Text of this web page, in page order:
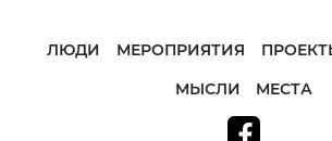
ЛЮДИ МЕРОПРИЯТИЯ
МЫСЛИ
МЕСТА